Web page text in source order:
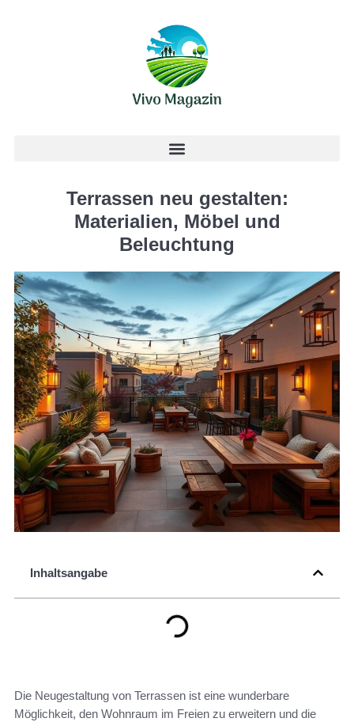
Terrassen neu gestalten:
Materialien, Möbel und
Beleuchtung
Inhaltsangabe
Die Neugestaltung von Terrassen ist eine wunderbare
Möglichkeit, den Wohnraum im Freien zu erweitern und die